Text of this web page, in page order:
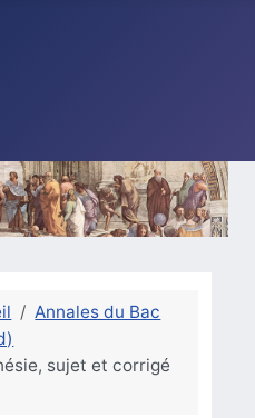
Annales du Bac
sujet et corrigé